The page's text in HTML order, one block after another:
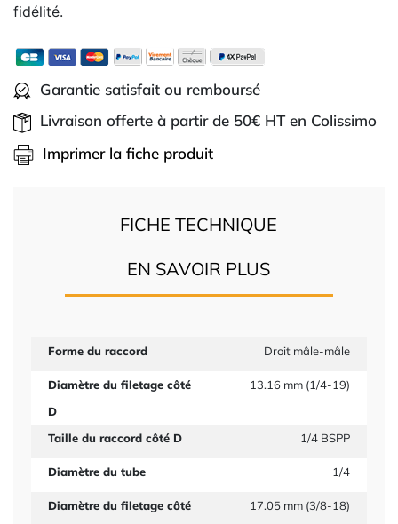
fidélité.
Garantie satisfait ou remboursé
Livraison offerte à partir de 50€ HT en Colissimo
Imprimer la fiche produit
FICHE TECHNIQUE
EN SAVOIR PLUS
Forme du raccord Droit mâle-mâle
Diamètre du filetage côté
D
13.16 mm (1/4-19)
Taille du raccord côté D 1/4 BSPP
Diamètre du tube 1/4
Diamètre du filetage côté
17.05 mm (3/8-18)